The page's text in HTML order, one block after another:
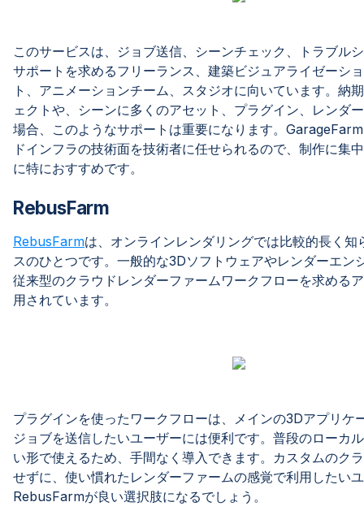
このサービスは、ジョブ送信、シーンチェック、トラブル
サポートを求めるフリーランス、建築ビジュアライゼーシ
ト、アニメーションチーム、スタジオに向いています。納
ェクトや、シーンに多くのアセット、プラグイン、レンダ
場合、このようなサポートは重要になります。
ドインフラの技術面を技術者に任せられるので、制作に集
に特におすすめです。
RebusFarm
RebusFarmは、オンラインレンダリングでは比較的長く知
スのひとつです。一般的な3Dソフトウェアやレンダーエン
従来型のクラウドレンダーファームワークフローを求める
用されています。
プラグインを使ったワークフローは、メインの3Dアプリケ
ジョブを送信したいユーザーには便利です。普段のローカ
い形で使えるため、手間なく導入できます。カスタムのク
せずに、使い慣れたレンダーファームの感覚で利用したい
RebusFarmが良い選択肢になるでしょう。